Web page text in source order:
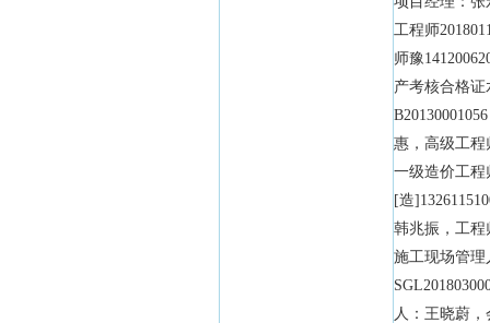
工程师
师豫
产考核合格证
惠，高级工程
一级造价工程
[造
韩兆振，工程
施工现场管
人：王晓蔚